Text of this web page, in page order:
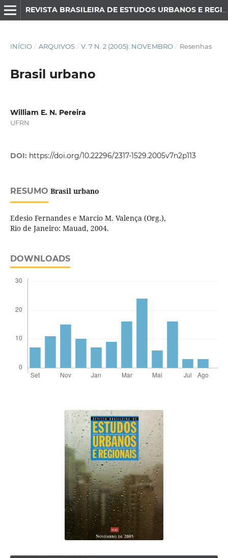
INÍCIO / ARQUIVOS / V. 7 N. 2 (2005): NOVEMBRO / Resenhas
Brasil urbano
William E. N. Pereira
UFRN
DOI: https://doi.org/10.22296/2317-1529.2005v7n2p113
RESUMO Brasil urbano
Edesio Fernandes e Marcio M. Valença (Org.),
Rio de Janeiro: Mauad, 2004.
DOWNLOADS